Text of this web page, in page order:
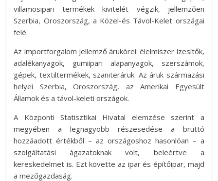
villamosipari termékek kivitelét végzik, jellemzően
Szerbia, Oroszország, a Közel-és Távol-Kelet országai
felé.
Az importforgalom jellemző árukörei: élelmiszer ízesítők,
adalékanyagok, gumiipari alapanyagok, szerszámok,
gépek, textiltermékek, szaniteráruk. Az áruk származási
helyei Szerbia, Oroszország, az Amerikai Egyesült
Államok és a távol-keleti országok.
A Központi Statisztikai Hivatal elemzése szerint a
megyében a legnagyobb részesedése a bruttó
hozzáadott értékből – az országoshoz hasonlóan – a
szolgáltatási ágazatoknak volt, beleértve a
kereskedelmet is. Ezt követte az ipar és építőipar, majd
a mezőgazdaság.